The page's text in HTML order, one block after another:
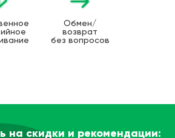
Обмен/
возврат
без вопросов
на скидки и рекомендации: